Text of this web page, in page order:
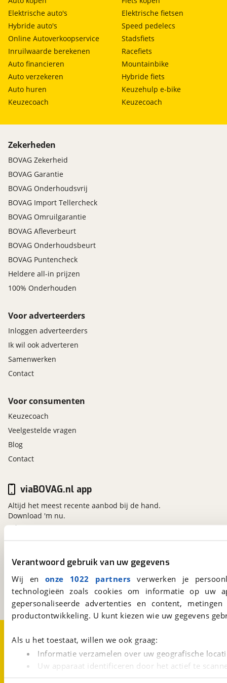
Verantwoord gebruik van uw gegevens
Wij en onze 1022 partners verwerken je
technologieën zoals cookies om informatie op
gepersonaliseerde advertenties en content,
productontwikkeling. U kunt kiezen wie uw gegevens
Als u het toestaat, willen we ook graag:
Informatie verzamelen over uw geografische
Uw apparaat identificeren door het actief te
Financial Lease: € 459,- p/m bij een looptijd van 72
maanden, € 8.866,- aanbetaling en slottermijn van
€ 6.500,- Ook mogelijkheden met BTW mee
financieren!
Handige afmetingen:
Lengte over de vloer 322 cm
Lengte 1 meter boven de vloer 300 cm
Elektrische auto's
Hybride auto's
Online Autoverkoopservice
Inruilwaarde berekenen
Auto financieren
Auto verzekeren
Auto huren
Keuzecoach
Elektrische fietsen
Speed pedelecs
Stadsfiets
Racefiets
Mountainbike
Hybride fiets
Keuzehulp e-bike
Keuzecoach
Zekerheden
BOVAG Zekerheid
BOVAG Garantie
BOVAG Onderhoudsvrij
BOVAG Import Tellercheck
BOVAG Omruilgarantie
BOVAG Afleverbeurt
BOVAG Onderhoudsbeurt
BOVAG Puntencheck
Heldere all-in prijzen
100% Onderhouden
Voor adverteerders
Inloggen adverteerders
Ik wil ook adverteren
Samenwerken
Contact
Voor consumenten
Keuzecoach
Veelgestelde vragen
Blog
Contact
Kosterijland
3981 AJ
Bunnik
Een initiatief van
BOVAG
viaBOVAG.nl app
Altijd het meest recente aanbod bij de hand.
Download 'm nu.
CookievoorkeurenVacatures